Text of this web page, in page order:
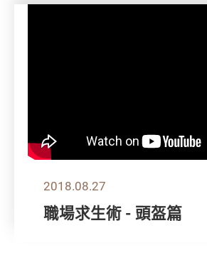
2018.08.27
職場求生術 - 頭盔篇